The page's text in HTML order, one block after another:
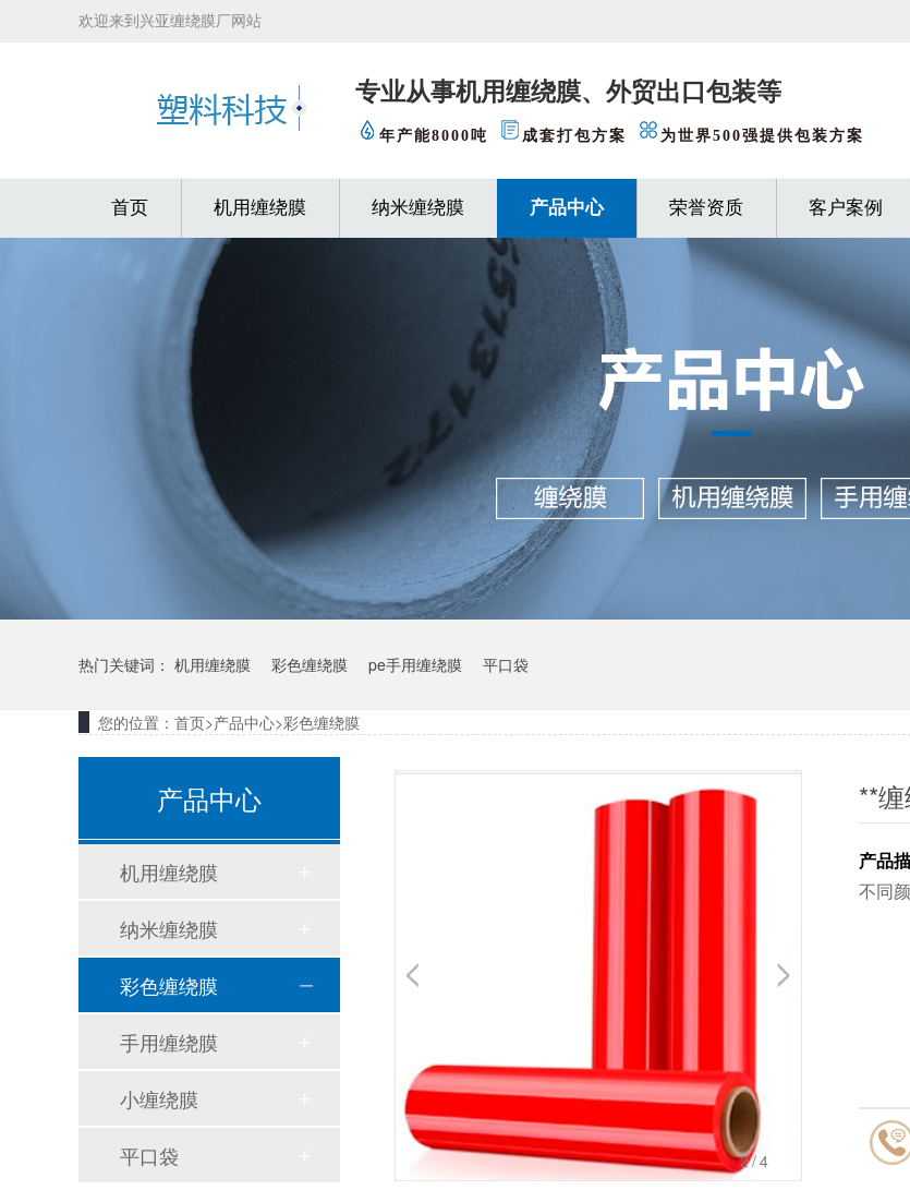
欢迎来到兴亚缠绕膜厂网站
专业从事机用缠绕膜、外贸出口包装等
年产能8000吨 成套打包方案 为世界500强提供包装方案
首页 机用缠绕膜 纳米缠绕膜 产品中心 荣誉资质 客户案例
热门关键词： 机用缠绕膜 彩色缠绕膜 pe手用缠绕膜 平口袋
您的位置： 首页>产品中心>彩色缠绕膜
3/4
**
产品
不同
产品中心
机用缠绕膜
纳米缠绕膜
彩色缠绕膜
手用缠绕膜
小缠绕膜
平口袋